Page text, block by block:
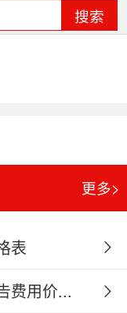
甘肃
搜索
更多>
表
费用价...